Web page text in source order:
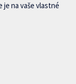
na vaše vlastné